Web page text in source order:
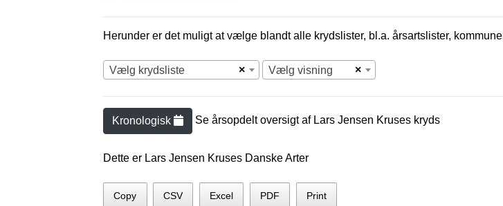
Herunder er det muligt at vælge blandt alle krydslister, bl.a. årsartslister,
×
Vælg krydsliste ×
Vælg visning
Kronologisk Se årsopdelt oversigt af Lars Jensen Kruses kryds
Dette er Lars Jensen Kruses Danske Arter
Copy CSV Excel PDF Print